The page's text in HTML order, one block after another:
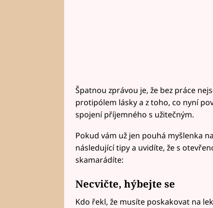
Špatnou zprávou je, že bez práce
protipólem lásky a z toho, co nyní
spojení příjemného s užitečným.
Pokud vám už jen pouhá myšlenka
následující tipy a uvidíte, že s
skamarádíte:
Necvičte, hýbejte se
Kdo řekl, že musíte poskakovat na